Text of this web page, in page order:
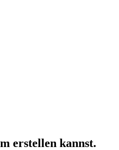
erstellen kannst.